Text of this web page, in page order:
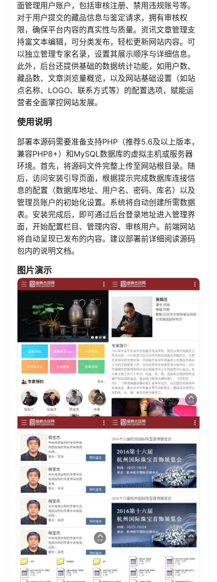
面管理用户账户，包括审核注册、禁用违规账号等。
对于用户提交的藏品信息与鉴定请求，拥有审核权
限，确保平台内容的真实性与质量。资讯文章管理支
持富文本编辑，可分类发布，轻松更新网站内容。可
以独立管理专家名录，设置其展示顺序与详细信息。
此外，后台还提供基础的数据统计功能，如用户数、
藏品数、文章浏览量概览，以及网站基础设置（如站
点名称、LOGO、联系方式等）的配置选项，赋能运
营者全面掌控网站发展。
使用说明
部署本源码需要准备支持PHP（推荐5.6及以上版本，
兼容PHP8+）和MySQL数据库的虚拟主机或服务器
环境。首先，将源码文件完整上传至网站根目录。随
后，访问安装引导页面，根据提示完成数据库连接信
息的配置（数据库地址、用户名、密码、库名）以及
管理员账户的初始化设置。系统将自动创建所需数据
表。安装完成后，即可通过后台登录地址进入管理界
面，开始配置栏目、管理内容、审核用户。前端网站
将自动呈现已发布的内容。建议部署前详细阅读源码
包内的说明文档。
图片演示